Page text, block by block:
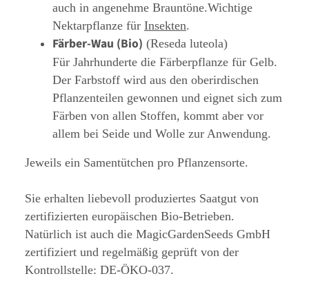
auch in angenehme Brauntöne.Wichtige
Nektarpflanze für Insekten.
Färber-Wau (Bio) (Reseda luteola)
Für Jahrhunderte die Färberpflanze für Gelb.
Der Farbstoff wird aus den oberirdischen
Pflanzenteilen gewonnen und eignet sich zum
Färben von allen Stoffen, kommt aber vor
allem bei Seide und Wolle zur Anwendung.
Jeweils ein Samentütchen pro Pflanzensorte.
Sie erhalten liebevoll produziertes Saatgut von
zertifizierten europäischen Bio-Betrieben.
Natürlich ist auch die MagicGardenSeeds GmbH
zertifiziert und regelmäßig geprüft von der
Kontrollstelle: DE-ÖKO-037.